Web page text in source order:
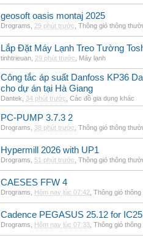
geosoft oasis montaj 2025
Drograms 29 phút trước Thông gió thông
Lắp Đặt Máy Lạnh Treo Tường
tinhtrieuan 29 phút trước Máy lạnh
Công tắc áp suất Danfoss KP36
cho dự án tại Hà Giang
Dantek 34 phút trước Các đồ gia dụng khác
PC-PUMP 3.7.3 2
Drograms 38 phút trước Thông gió thông
Hypermill 2026 with UP1
Drograms 51 phút trước Thông gió thông
CAESES FFW 4
Drograms Hôm nay lúc 07:42 Thông gió
Cadence PEGASUS 25.12 for
Drograms Hôm nay lúc 07:33 Thông gió